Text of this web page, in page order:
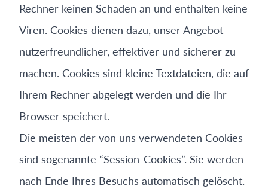
Rechner keinen Schaden an und enthalten keine
Viren. Cookies dienen dazu, unser Angebot
nutzerfreundlicher, effektiver und sicherer zu
machen. Cookies sind kleine Textdateien, die auf
Ihrem Rechner abgelegt werden und die Ihr
Browser speichert.
Die meisten der von uns verwendeten Cookies
sind sogenannte “Session-Cookies”. Sie werden
nach Ende Ihres Besuchs automatisch gelöscht.